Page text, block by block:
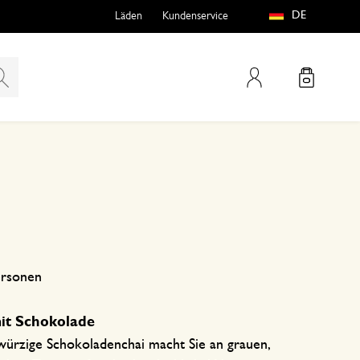
Mein Konto
Läden Kundenservice DE
Schokolade
Schokoladenchai macht Sie an grauen,